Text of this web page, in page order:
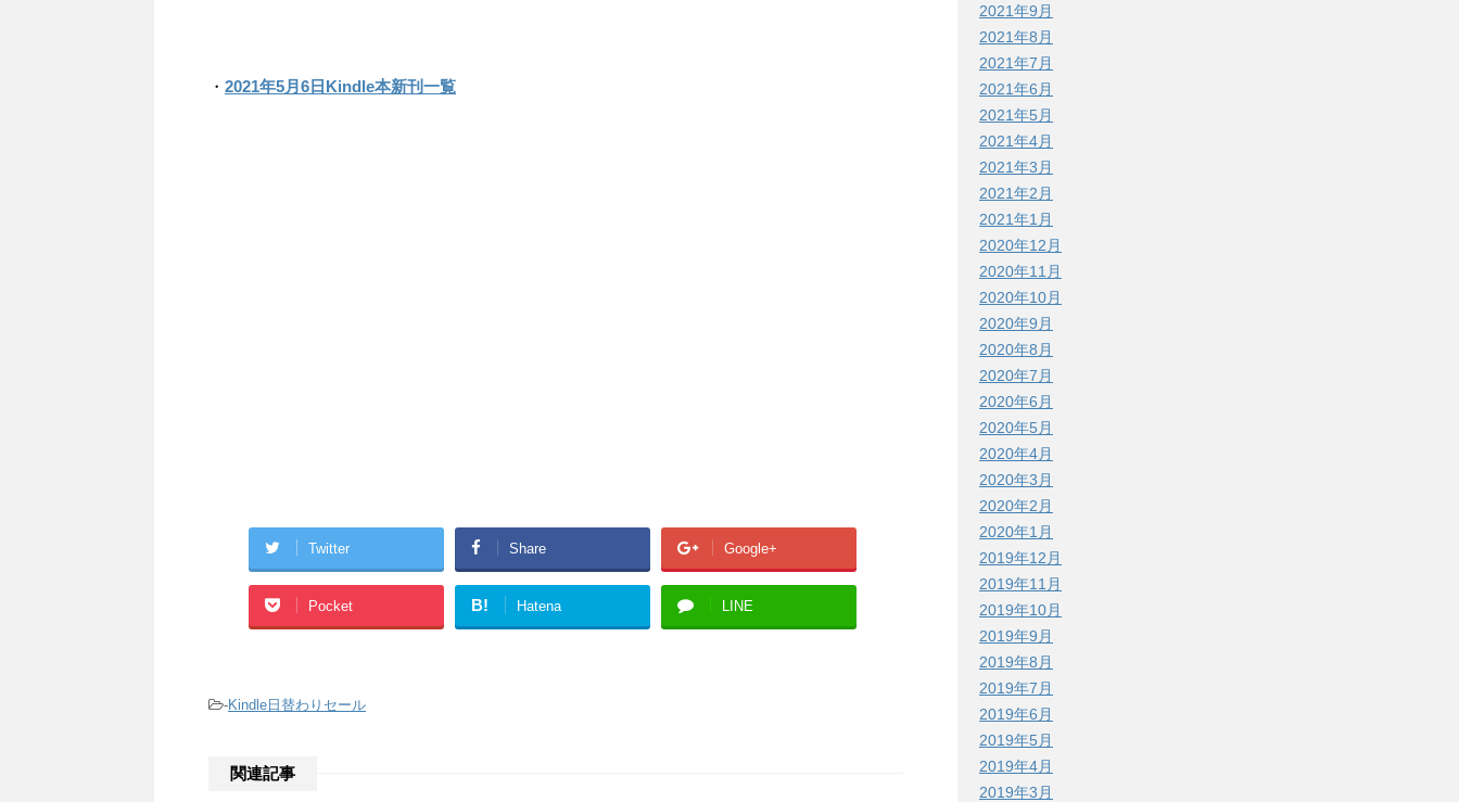
・ 2021年5月6日Kindle本新刊一覧
Twitter Share Google+
Pocket B! Hatena LINE
-Kindle日替わりセール
関連記事
2021年9月
2021年8月
2021年7月
2021年6月
2021年5月
2021年4月
2021年3月
2021年2月
2021年1月
2020年12月
2020年11月
2020年10月
2020年9月
2020年8月
2020年7月
2020年6月
2020年5月
2020年4月
2020年3月
2020年2月
2020年1月
2019年12月
2019年11月
2019年10月
2019年9月
2019年8月
2019年7月
2019年6月
2019年5月
2019年4月
2019年3月